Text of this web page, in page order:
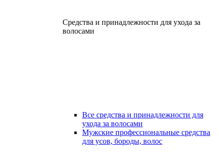
Средства и принадлежности для ухода за
волосами
Все средства и принадлежности для
ухода за волосами
Мужские профессиональные средства
для усов, бороды, волос